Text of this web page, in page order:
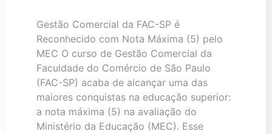
Gestão Comercial da FAC-SP é
Reconhecido com Nota Máxima (5) pelo
MEC O curso de Gestão Comercial da
Faculdade do Comércio de São Paulo
(FAC-SP) acaba de alcançar uma das
maiores conquistas na educação superior:
a nota máxima (5) na avaliação do
Ministério da Educação (MEC). Esse